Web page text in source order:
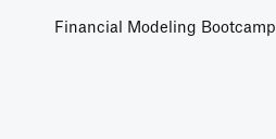
Financial Modeling Bootcamp